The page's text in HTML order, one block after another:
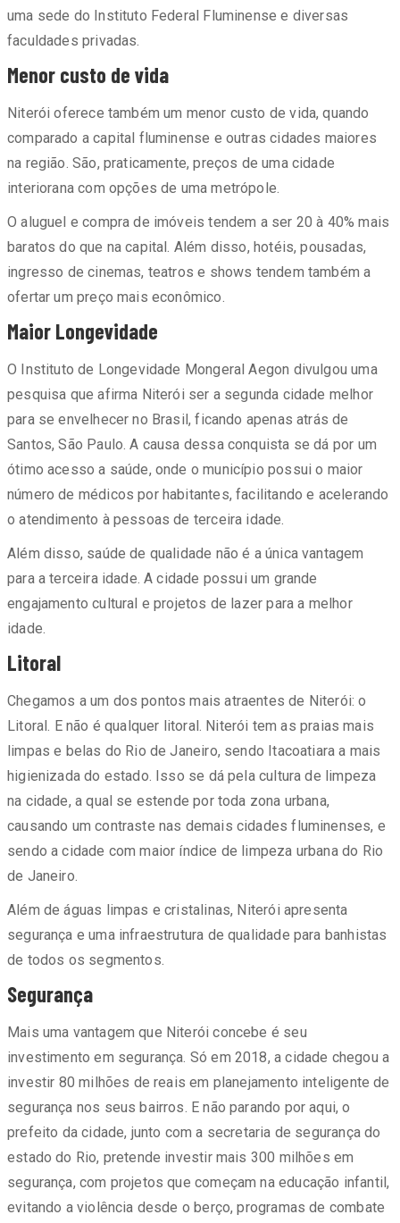
uma sede do Instituto Federal Fluminense e diversas
faculdades privadas.
Menor custo de vida
Niterói oferece também um menor custo de vida, quando
comparado a capital fluminense e outras cidades maiores
na região. São, praticamente, preços de uma cidade
interiorana com opções de uma metrópole.
O aluguel e compra de imóveis tendem a ser 20 à 40% mais
baratos do que na capital. Além disso, hotéis, pousadas,
ingresso de cinemas, teatros e shows tendem também a
ofertar um preço mais econômico.
Maior Longevidade
O Instituto de Longevidade Mongeral Aegon divulgou uma
pesquisa que afirma Niterói ser a segunda cidade melhor
para se envelhecer no Brasil, ficando apenas atrás de
Santos, São Paulo. A causa dessa conquista se dá por um
ótimo acesso a saúde, onde o município possui o maior
número de médicos por habitantes, facilitando e acelerando
o atendimento à pessoas de terceira idade.
Além disso, saúde de qualidade não é a única vantagem
para a terceira idade. A cidade possui um grande
engajamento cultural e projetos de lazer para a melhor
idade.
Litoral
Chegamos a um dos pontos mais atraentes de Niterói: o
Litoral. E não é qualquer litoral. Niterói tem as praias mais
limpas e belas do Rio de Janeiro, sendo Itacoatiara a mais
higienizada do estado. Isso se dá pela cultura de limpeza
na cidade, a qual se estende por toda zona urbana,
causando um contraste nas demais cidades fluminenses, e
sendo a cidade com maior índice de limpeza urbana do Rio
de Janeiro.
Além de águas limpas e cristalinas, Niterói apresenta
segurança e uma infraestrutura de qualidade para banhistas
de todos os segmentos.
Segurança
Mais uma vantagem que Niterói concebe é seu
investimento em segurança. Só em 2018, a cidade chegou a
investir 80 milhões de reais em planejamento inteligente de
segurança nos seus bairros. E não parando por aqui, o
prefeito da cidade, junto com a secretaria de segurança do
estado do Rio, pretende investir mais 300 milhões em
segurança, com projetos que começam na educação infantil,
evitando a violência desde o berço, programas de combate